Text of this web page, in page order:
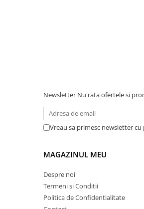
Newsletter Nu rata ofertele si
Vreau sa primesc newsletter
MAGAZINUL MEU
Despre noi
Termeni si Conditii
Politica de Confidentialitate